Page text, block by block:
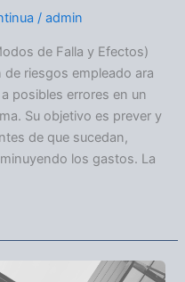
/admin
de Falla y Efectos)
riesgos empleado ara
posibles errores en un
Su objetivo es prever y
de que sucedan,
los gastos. La